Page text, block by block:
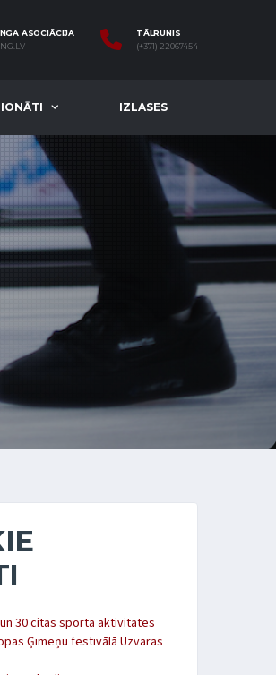
ASOCIĀCIJA
TĀLRUNIS
(+371) 22067454
IZLASES
30 citas sporta aktivitātes
Ģimeņu festivālā Uzvaras